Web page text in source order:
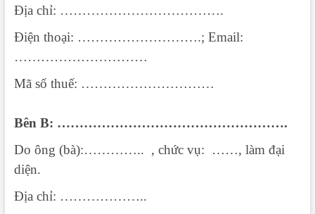
Địa chỉ: ……………………………….
Điện thoại: ……………………….; Email:
…………………………
Mã số thuế: …………………………
Bên B: …………………………………………….
Do ông (bà):………….. , chức vụ: ……, làm đại
diện.
Địa chỉ: ………………..